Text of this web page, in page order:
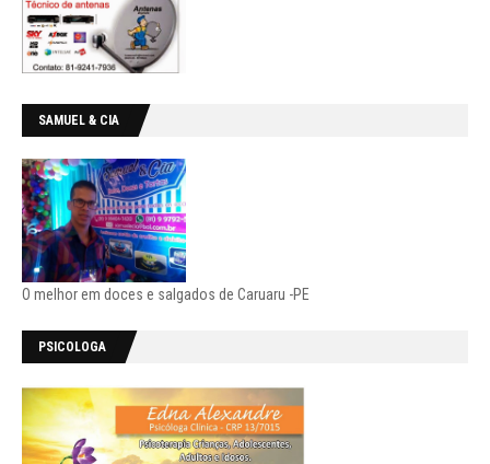
SAMUEL & CIA
O melhor em doces e salgados de Caruaru -PE
PSICOLOGA